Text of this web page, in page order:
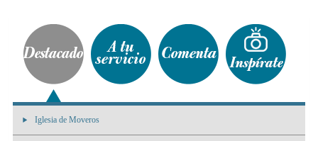
Iglesia de Moveros